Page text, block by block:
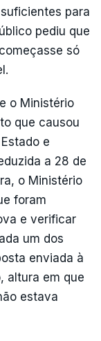
para
pediu que
só
o Ministério
que causou
e
a 28 de
o Ministério
foram
e verificar
um dos
enviada à
altura em que
estava